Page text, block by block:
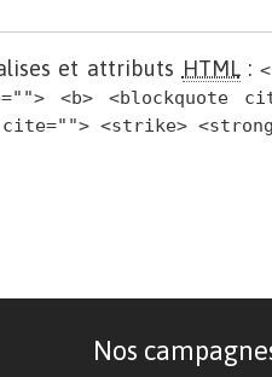
et attributs HTML:
<b> <blockquote
cite=""> <strike>
Nos